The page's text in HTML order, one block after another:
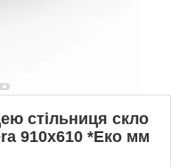
стільниця скло
910х610 *Еко мм